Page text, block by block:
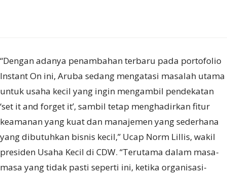
“Dengan adanya penambahan terbaru pada portofolio
Instant On ini, Aruba sedang mengatasi masalah utama
untuk usaha kecil yang ingin mengambil pendekatan
‘set it and forget it’, sambil tetap menghadirkan fitur
keamanan yang kuat dan manajemen yang sederhana
yang dibutuhkan bisnis kecil,” Ucap Norm Lillis, wakil
presiden Usaha Kecil di CDW. “Terutama dalam masa-
masa yang tidak pasti seperti ini, ketika organisasi-